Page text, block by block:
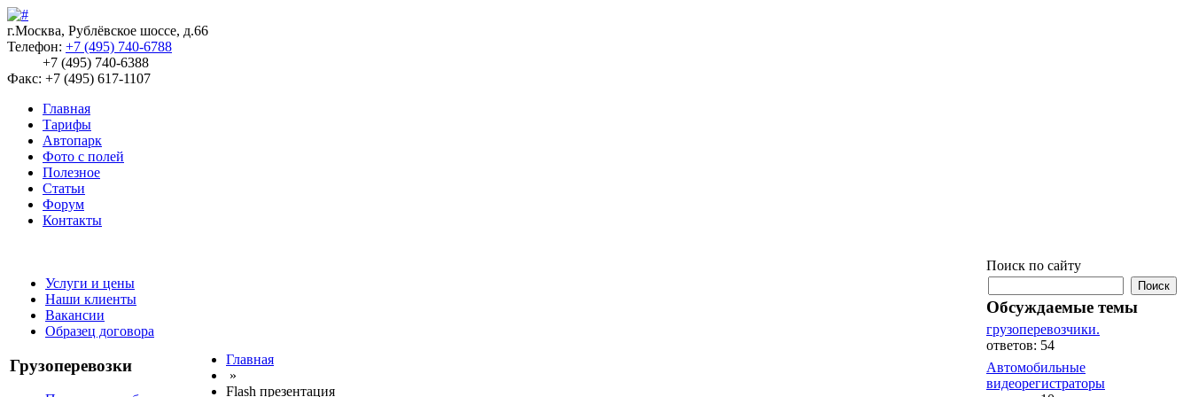
г.Москва, Рублёвское шоссе, д.66
Телефон: +7 (495) 740-6788
+7 (495) 740-6388
Факс: +7 (495) 617-1107
Главная
Тарифы
Автопарк
Фото с полей
Полезное
Статьи
Форум
Контакты
Услуги и цены
Наши клиенты
Вакансии
Образец договора
Грузоперевозки
Главная
»
Flash презентация
Поиск по сайту
Обсуждаемые темы
грузоперевозчики.
ответов: 54
Автомобильные
видеорегистраторы